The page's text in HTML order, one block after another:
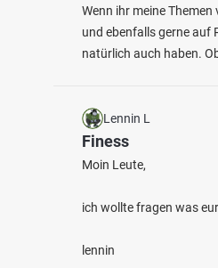
Wenn ihr meine
und ebenfalls gerne auf
natürlich auch haben.
Lennin L
Finess
Moin Leute,
ich wollte fragen was
lennin